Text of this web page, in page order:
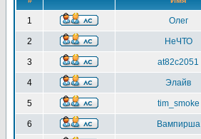
1 Олег
2 НеЧТО
3 at82c2051
4 Элайв
5 tim_smoke
6 Вампирша